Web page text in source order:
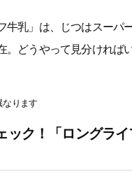
牛乳」は、じつはスーパ
。どうやって見分ければ
なります
ック！「ロングライ